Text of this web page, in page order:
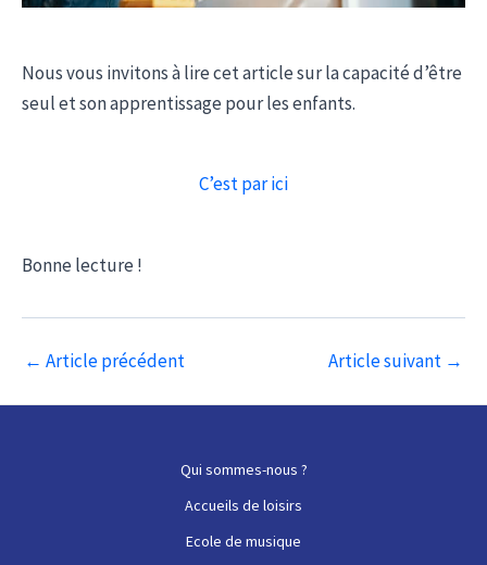
Nous vous invitons à lire cet article sur la capacité d’être
seul et son apprentissage pour les enfants.
C’est par ici
Bonne lecture !
Navigation
← Article précédent Article suivant →
Qui sommes-nous ?
Accueils de loisirs
Ecole de musique